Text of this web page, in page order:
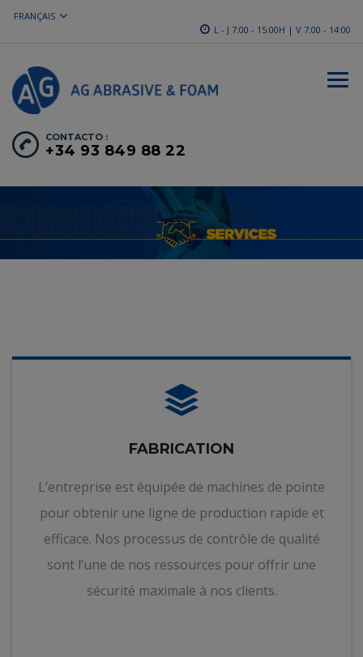
FRANÇAIS
L - J 7:00 - 15:00H | V 7:00 - 14:00
CONTACTO :
+34 93 849 88 22
FABRICATION
L’entreprise est équipée de machines de pointe
pour obtenir une ligne de production rapide et
efficace. Nos processus de contrôle de qualité
sont l’une de nos ressources pour offrir une
sécurité maximale à nos clients.